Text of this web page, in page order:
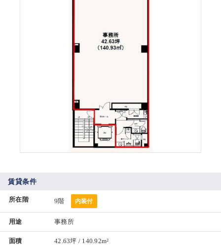
賃貸条件
所在階 9階 内装付
用途 事務所
面積 42.63坪 / 140.92m²